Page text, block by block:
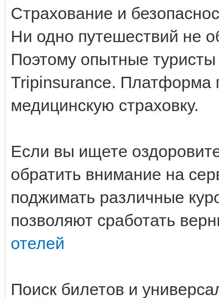
Страхование и
Ни одно путешествий не
Поэтому опытные
Tripinsurance. Платформа
медицинскую страховку.
Если вы ищете
обратить внимание на
поджимать различные
позволяют сработать
отелей
Поиск билетов и